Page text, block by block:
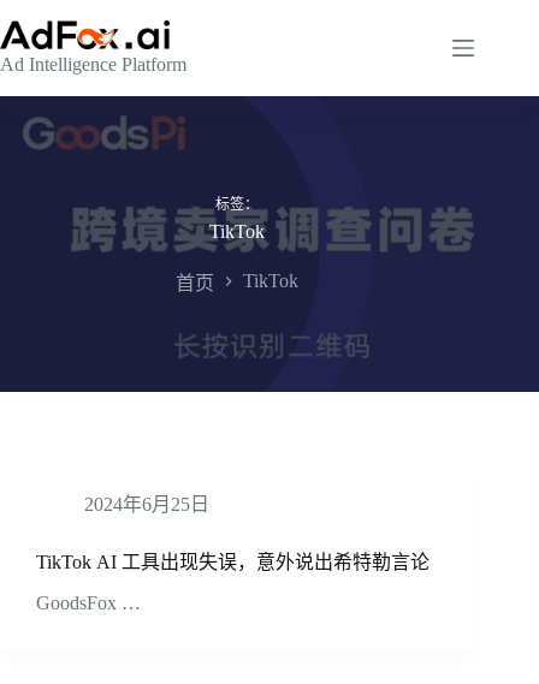
至
内
容
Ad Intelligence Platform
标签：
TikTok
首页 TikTok
2024年6月25日
TikTok AI 工具出现失误，意外说出希特勒言论
GoodsFox …